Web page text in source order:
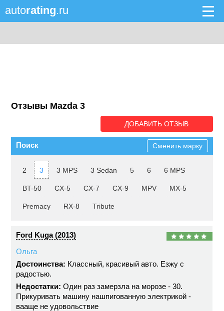
autorating.ru
Отзывы Mazda 3
ДОБАВИТЬ ОТЗЫВ
Поиск Сменить марку
2 3 3 MPS 3 Sedan 5 6 6 MPS
BT-50 CX-5 CX-7 CX-9 MPV MX-5
Premacy RX-8 Tribute
Ford Kuga (2013)
Ольга
Достоинства: Классный, красивый авто. Езжу с
радостью.
Недостатки: Один раз замерзла на морозе - 30.
Прикуривать машину нашпигованную электрикой -
вааще не удовольствие